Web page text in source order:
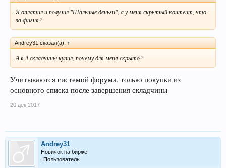
Я оплатил и получил "Шальные деньги", а у меня скрытый контент, что
за фигня?
Andrey31 сказал(а): ↑
А я 3 складчины купил, почему для меня скрыто?
Учитываются системой форума, только покупки из
основного списка после завершения складчины
20 дек 2017
Andrey31
Новичок на бирже
Пользователь